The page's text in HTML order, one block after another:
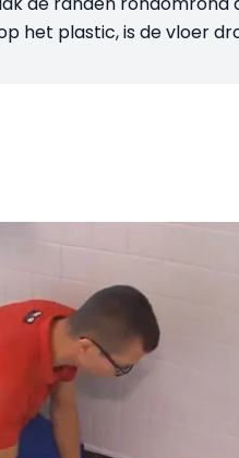
het plastic, is de vloer